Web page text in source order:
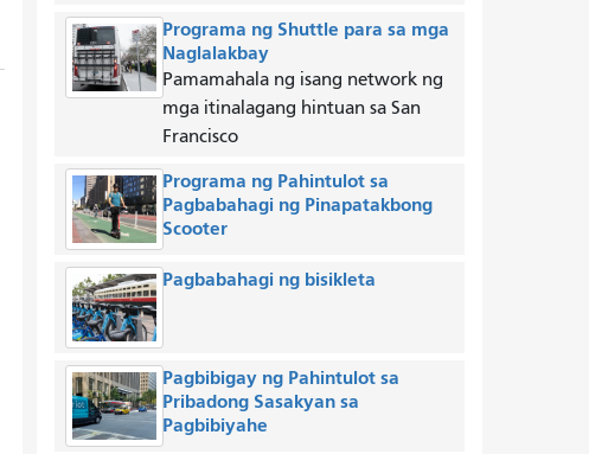
Programa ng Shuttle para sa mga
Naglalakbay
Pamamahala ng isang network ng
mga itinalagang hintuan sa San
Francisco
Programa ng Pahintulot sa
Pagbabahagi ng Pinapatakbong
Scooter
Pagbabahagi ng bisikleta
Pagbibigay ng Pahintulot sa
Pribadong Sasakyan sa
Pagbibiyahe